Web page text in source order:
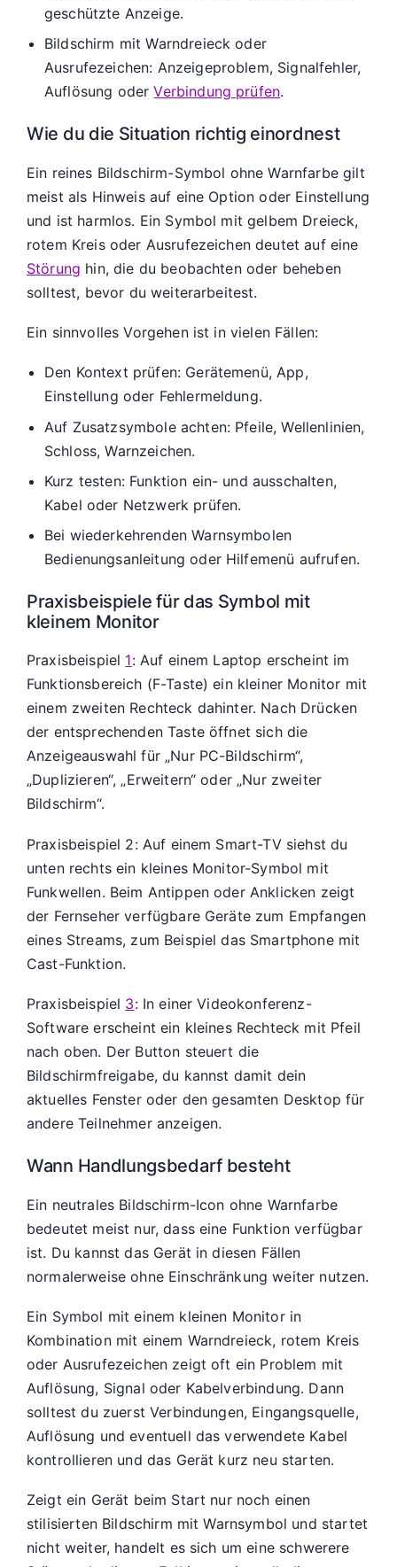
geschützte Anzeige.
Bildschirm mit Warndreieck oder
Ausrufezeichen: Anzeigeproblem, Signalfehler,
Auflösung oderVerbindung prüfen.
Wie du die Situation richtig einordnest
Ein reines Bildschirm-Symbol ohne Warnfarbe gilt
meist als Hinweis auf eine Option oder Einstellung
und ist harmlos. Ein Symbol mit gelbem Dreieck,
rotem Kreis oder Ausrufezeichen deutet auf eine
Störung hin, die du beobachten oder beheben
solltest, bevor du weiterarbeitest.
Ein sinnvolles Vorgehen ist in vielen Fällen:
Den Kontext prüfen: Gerätemenü, App,
Einstellung oder Fehlermeldung.
Auf Zusatzsymbole achten: Pfeile, Wellenlinien,
Schloss, Warnzeichen.
Kurz testen: Funktion ein- und ausschalten,
Kabel oder Netzwerk prüfen.
Bei wiederkehrenden Warnsymbolen
Bedienungsanleitung oder Hilfemenü aufrufen.
Praxisbeispiele für das Symbol mit
kleinem Monitor
Praxisbeispiel 1: Auf einem Laptop erscheint im
Funktionsbereich (F-Taste) ein kleiner Monitor mit
einem zweiten Rechteck dahinter. Nach Drücken
der entsprechenden Taste öffnet sich die
Anzeigeauswahl für „Nur PC-Bildschirm“,
„Duplizieren“, „Erweitern“ oder „Nur zweiter
Bildschirm“.
Praxisbeispiel 2: Auf einem Smart-TV siehst du
unten rechts ein kleines Monitor-Symbol mit
Funkwellen. Beim Antippen oder Anklicken zeigt
der Fernseher verfügbare Geräte zum Empfangen
eines Streams, zum Beispiel das Smartphone mit
Cast-Funktion.
Praxisbeispiel 3: In einer Videokonferenz-
Software erscheint ein kleines Rechteck mit Pfeil
nach oben. Der Button steuert die
Bildschirmfreigabe, du kannst damit dein
aktuelles Fenster oder den gesamten Desktop für
andere Teilnehmer anzeigen.
Wann Handlungsbedarf besteht
Ein neutrales Bildschirm-Icon ohne Warnfarbe
bedeutet meist nur, dass eine Funktion verfügbar
ist. Du kannst das Gerät in diesen Fällen
normalerweise ohne Einschränkung weiter nutzen.
Ein Symbol mit einem kleinen Monitor in
Kombination mit einem Warndreieck, rotem Kreis
oder Ausrufezeichen zeigt oft ein Problem mit
Auflösung, Signal oder Kabelverbindung. Dann
solltest du zuerst Verbindungen, Eingangsquelle,
Auflösung und eventuell das verwendete Kabel
kontrollieren und das Gerät kurz neu starten.
Zeigt ein Gerät beim Start nur noch einen
stilisierten Bildschirm mit Warnsymbol und startet
nicht weiter, handelt es sich um eine schwerere